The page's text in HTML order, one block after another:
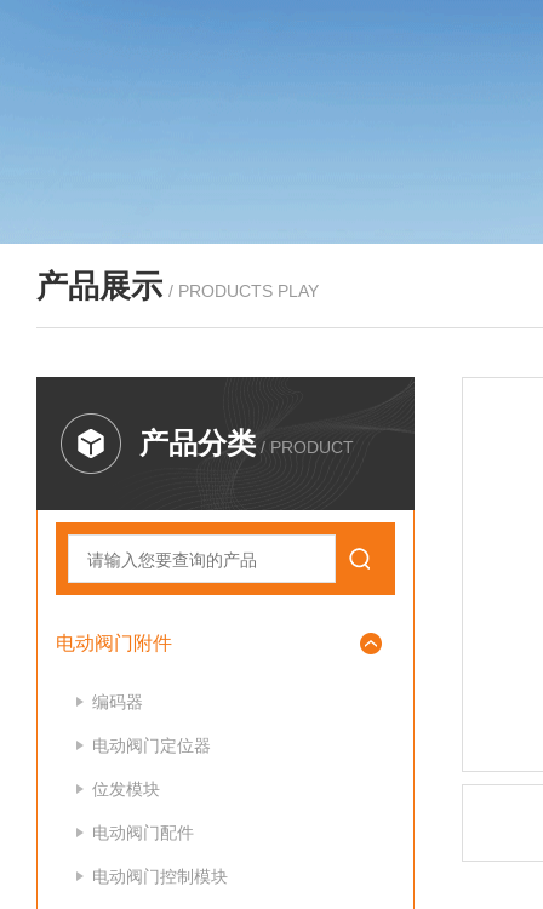
产品展示 / PRODUCTS PLAY
产品分类 / PRODUCT
电动阀门附件
编码器
电动阀门定位器
位发模块
电动阀门配件
电动阀门控制模块